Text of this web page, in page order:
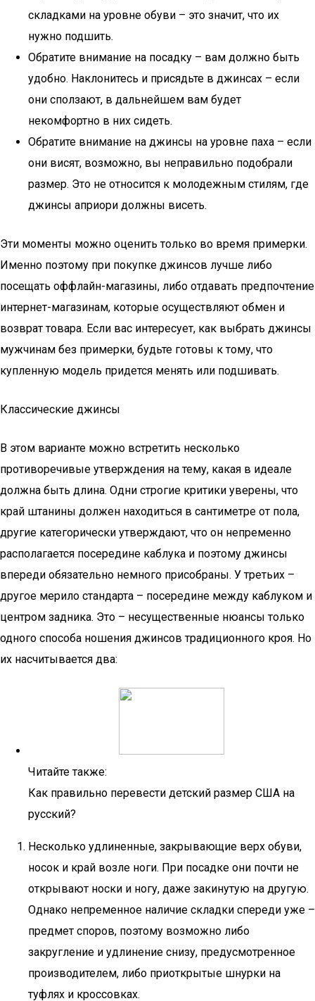
складками на уровне обуви – это значит, что их
нужно подшить.
Обратите внимание на посадку – вам должно быть
удобно. Наклонитесь и присядьте в джинсах – если
они сползают, в дальнейшем вам будет
некомфортно в них сидеть.
Обратите внимание на джинсы на уровне паха – если
они висят, возможно, вы неправильно подобрали
размер. Это не относится к молодежным стилям, где
джинсы априори должны висеть.
Эти моменты можно оценить только во время примерки.
Именно поэтому при покупке джинсов лучше либо
посещать оффлайн-магазины, либо отдавать предпочтение
интернет-магазинам, которые осуществляют обмен и
возврат товара. Если вас интересует, как выбрать джинсы
мужчинам без примерки, будьте готовы к тому, что
купленную модель придется менять или подшивать.
Классические джинсы
В этом варианте можно встретить несколько
противоречивые утверждения на тему, какая в идеале
должна быть длина. Одни строгие критики уверены, что
край штанины должен находиться в сантиметре от пола,
другие категорически утверждают, что он непременно
располагается посередине каблука и поэтому джинсы
впереди обязательно немного присобраны. У третьих –
другое мерило стандарта – посередине между каблуком и
центром задника. Это – несущественные нюансы только
одного способа ношения джинсов традиционного кроя. Но
их насчитывается два:
Читайте также:
Как правильно перевести детский размер США на
русский?
Несколько удлиненные, закрывающие верх обуви,
носок и край возле ноги. При посадке они почти не
открывают носки и ногу, даже закинутую на другую.
Однако непременное наличие складки спереди уже –
предмет споров, поэтому возможно либо
закругление и удлинение снизу, предусмотренное
производителем, либо приоткрытые шнурки на
туфлях и кроссовках.